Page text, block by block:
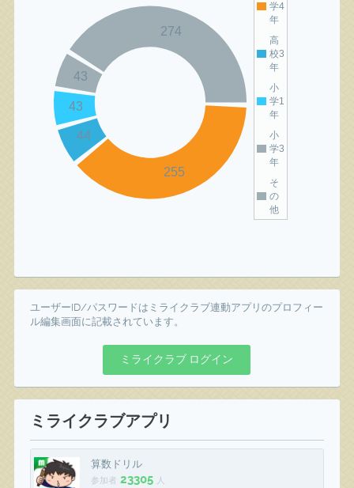
学4
年
高
校3
年
小
学1
年
小
学3
年
そ
の
他
255
44
43
43
274
ユーザーID/パスワードはミライクラブ連動アプリのプロフィー
ル編集画面に記載されています。
ミライクラブ ログイン
ミライクラブアプリ
算数ドリル
参加者 23305 人